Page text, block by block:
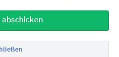
entwickelte und
abschicken